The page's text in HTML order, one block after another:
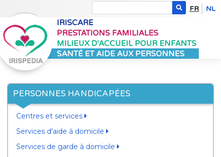
FR NL
IRISCARE
PRESTATIONS FAMILIALES
MILIEUX D'ACCUEIL POUR ENFANTS
SANTÉ ET AIDE AUX PERSONNES
PERSONNES HANDICAPÉES
Centres et services
Services d'aide à domicile
Services de garde à domicile